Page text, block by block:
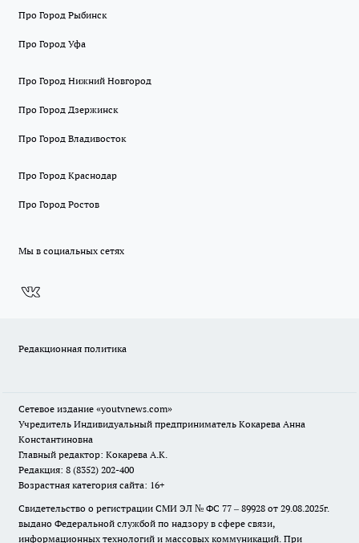
Про Город Рыбинск
Про Город Уфа
Про Город Нижний Новгород
Про Город Дзержинск
Про Город Владивосток
Про Город Краснодар
Про Город Ростов
Мы в социальных сетях
Редакционная политика
Сетевое издание «youtvnews.com»
Учредитель Индивидуальный предприниматель Кокарева Анна
Константиновна
Главный редактор: Кокарева А.К.
Редакция: 8 (8352) 202-400
Возрастная категория сайта: 16+
Свидетельство о регистрации СМИ ЭЛ № ФС 77 – 89928 от 29.08.2025г.
выдано Федеральной службой по надзору в сфере связи,
информационных технологий и массовых коммуникаций. При